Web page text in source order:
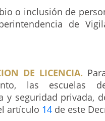
o inclusión de
de
DE LICENCIA.
las escuelas
y seguridad privada,
artículo 14 de este